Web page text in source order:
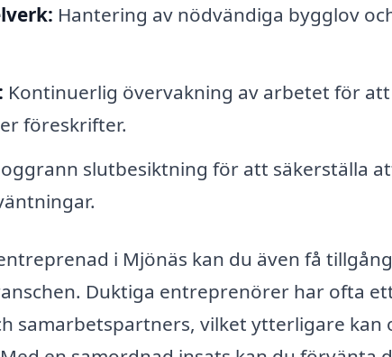
Hantering av nödvändiga bygglov
Kontinuerlig övervakning av arbetet för
föreskrifter.
slutbesiktning för att säkerställa
i Mjönäs kan du även få
Duktiga entreprenörer har ofta
samarbetspartners, vilket ytterligare kan